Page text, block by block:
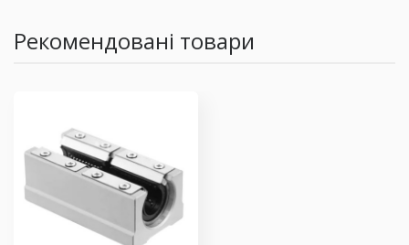
Рекомендовані товари